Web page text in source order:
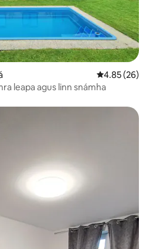
Meánrátáil
4.85 (26)
leapa agus linn snámha